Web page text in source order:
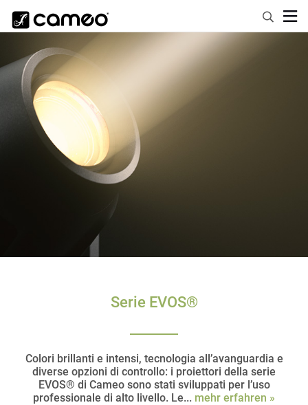
Serie EVOS®
Colori brillanti e intensi, tecnologia all’avanguardia e
diverse opzioni di controllo: i proiettori della serie
EVOS® di Cameo sono stati sviluppati per l’uso
professionale di alto livello. Le... mehr erfahren »